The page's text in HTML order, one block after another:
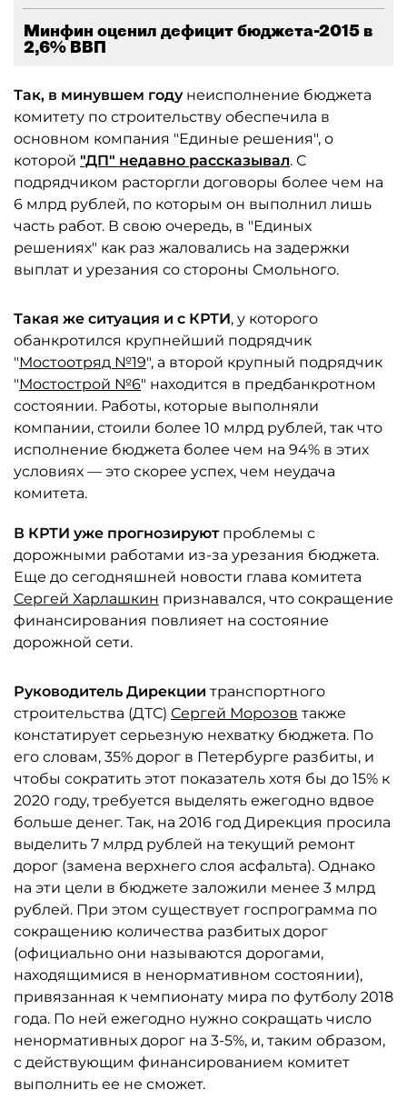
Минфин оценил дефицит бюджета-2015 в
2,6% ВВП
Так, в минувшем годунеисполнение бюджета
комитету по строительству обеспечила в
основном компания "Единые решения", о
которой "ДП" недавно рассказывал. С
подрядчиком расторгли договоры более чем на
6 млрд рублей, по которым он выполнил лишь
часть работ. В свою очередь, в "Единых
решениях" как раз жаловались на задержки
выплат и урезания со стороны Смольного.
Такая же ситуация и с КРТИ, у которого
обанкротился крупнейший подрядчик
"Мостоотряд №19", а второй крупный подрядчик
"Мостострой №6" находится в предбанкротном
состоянии. Работы, которые выполняли
компании, стоили более 10 млрд рублей, так что
исполнение бюджета более чем на 94% в этих
условиях — это скорее успех, чем неудача
комитета.
В КРТИ уже прогнозируют проблемы с
дорожными работами из-за урезания бюджета.
Еще до сегодняшней новости глава комитета
Сергей Харлашкин признавался, что сокращение
финансирования повлияет на состояние
дорожной сети.
Руководитель Дирекции транспортного
строительства (ДТС) Сергей Морозов также
констатирует серьезную нехватку бюджета. По
его словам, 35% дорог в Петербурге разбиты, и
чтобы сократить этот показатель хотя бы до 15% к
2020 году, требуется выделять ежегодно вдвое
больше денег. Так, на 2016 год Дирекция просила
выделить 7 млрд рублей на текущий ремонт
дорог (замена верхнего слоя асфальта). Однако
на эти цели в бюджете заложили менее 3 млрд
рублей. При этом существует госпрограмма по
сокращению количества разбитых дорог
(официально они называются дорогами,
находящимися в ненормативном состоянии),
привязанная к чемпионату мира по футболу 2018
года. По ней ежегодно нужно сокращать число
ненормативных дорог на 3-5%, и, таким образом,
с действующим финансированием комитет
выполнить ее не сможет.